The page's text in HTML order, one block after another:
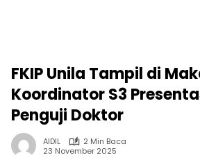
FKIP Unila Tampil di
Koordinator S3
Penguji Doktor
AIDIL
2 Min Baca
23 November 2025